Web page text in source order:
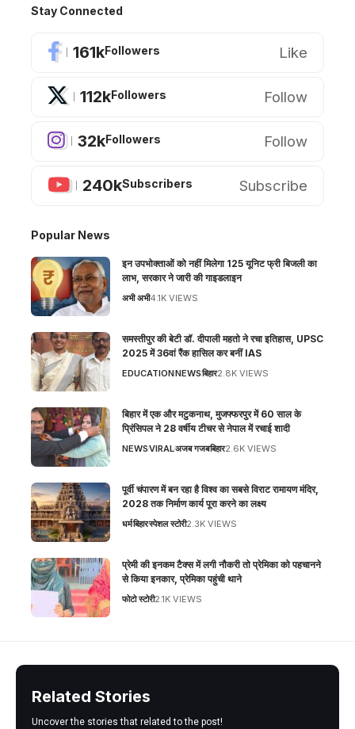
Stay Connected
161kFollowers Like
112kFollowers Follow
32kFollowers Follow
240kSubscribers Subscribe
Popular News
इन उपभोक्ताओं को नहीं मिलेगा 125 यूनिट फ्री बिजली का
लाभ, सरकार ने जारी की गाइडलाइन
अभी अभी4.1K VIEWS
समस्तीपुर की बेटी डॉ. दीपाली महतो ने रचा इतिहास, UPSC
2025 में 36वां रैंक हासिल कर बनीं IAS
EDUCATIONNEWSबिहार2.8K VIEWS
बिहार में एक और मटुकनाथ, मुजफ्फरपुर में 60 साल के
प्रिंसिपल ने 28 वर्षीय टीचर से नेपाल में रचाई शादी
NEWSVIRALअजब गजबबिहार2.6K VIEWS
पूर्वी चंपारण में बन रहा है विश्व का सबसे विराट रामायण मंदिर,
2028 तक निर्माण कार्य पूरा करने का लक्ष्य
धर्मबिहारस्पेशल स्टोरी2.3K VIEWS
प्रेमी की इनकम टैक्स में लगी नौकरी तो प्रेमिका को पहचानने
से किया इनकार, प्रेमिका पहुंची थाने
फोटो स्टोरी2.1K VIEWS
Related Stories
Uncover the stories that related to the post!